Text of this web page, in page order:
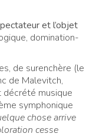
et l’objet
domination-
de surenchère (le
de Malevitch,
décrété musique
symphonique
chose arrive
cesse